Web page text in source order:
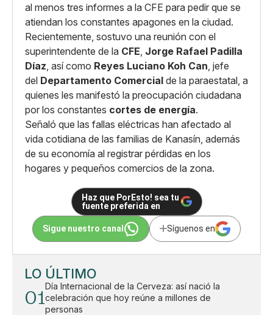
al menos tres informes a la CFE para pedir que se
atiendan los constantes apagones en la ciudad.
Recientemente, sostuvo una reunión con el
superintendente de la CFE Jorge Rafael Padilla
Díaz , así como Reyes Luciano Koh Can , jefe
del Departamento Comercial de la paraestatal, a
quienes les manifestó la preocupación ciudadana
por los constantes cortes de energía.
Señaló que las fallas eléctricas han afectado al
vida cotidiana de las familias de Kanasín, además
de su economía al registrar pérdidas en los
hogares y pequeños comercios de la zona.
Haz que PorEsto! sea tu
fuente preferida en
Sigue nuestro canal Síguenos en
LO ÚLTIMO
01
Día Internacional de la Cerveza: así nació la
celebración que hoy reúne a millones de
personas